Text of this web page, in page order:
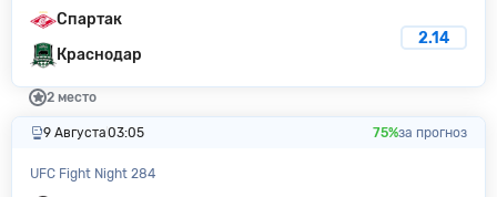
Спартак
Краснодар
2.14
2 место
9 Августа03:05 75%за прогноз
UFC Fight Night 284